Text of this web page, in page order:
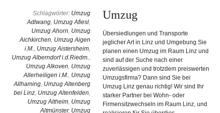
Schlagwörter: Umzug
Adlwang, Umzug Afiesl,
Umzug Ahorn, Umzug
Aichkirchen, Umzug Aigen
i.M., Umzug Aistersheim,
Umzug Alberndorf i.d.Riedm.,
Umzug Alkoven, Umzug
Allerheiligen i.M., Umzug
Allhaming, Umzug Altenberg
bei Linz, Umzug Altenfelden,
Umzug Altheim, Umzug
Altmünster, Umzug
Umzug
Übersiedlungen und Transporte
jeglicher Art in Linz und Umgebung Sie
planen einen Umzug im Raum Linz und
sind auf der Suche nach einer
zuverlässigen und trotzdem preiswerten
Umzugsfirma? Dann sind Sie bei
Umzug Linz genau richtig! Wir sind Ihr
starker Partner bei Wohn- oder
Firmensitzwechseln im Raum Linz, und